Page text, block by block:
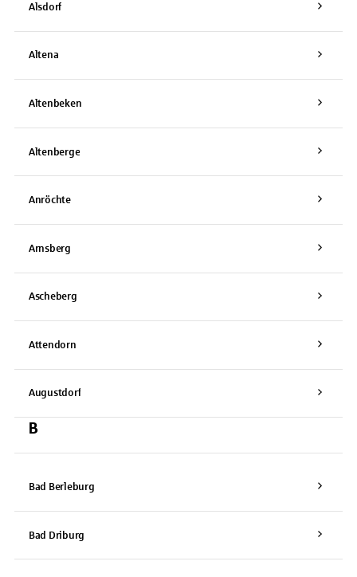
Alsdorf
Altena
Altenbeken
Altenberge
Anröchte
Arnsberg
Ascheberg
Attendorn
Augustdorf
B
Bad Berleburg
Bad Driburg